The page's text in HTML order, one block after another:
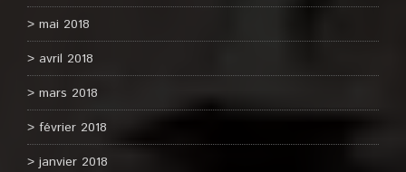
mai 2018
avril 2018
mars 2018
février 2018
janvier 2018